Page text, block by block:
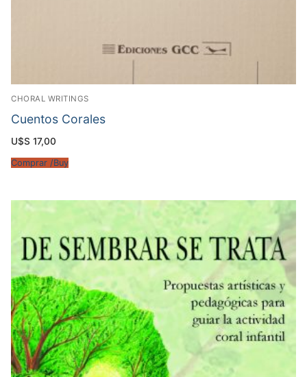
CHORAL WRITINGS
Cuentos Corales
U$S 17,00
Comprar /Buy